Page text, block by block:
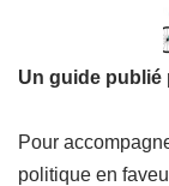
Un guide publié
Pour
politique en